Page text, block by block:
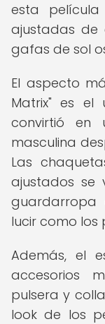
esta
ajustadas de
gafas de sol
El aspecto
Matrix" es el
convirtió en
masculina
Las
ajustados se
guardarropa
lucir como
Además, el
accesorios
pulsera y
look de los